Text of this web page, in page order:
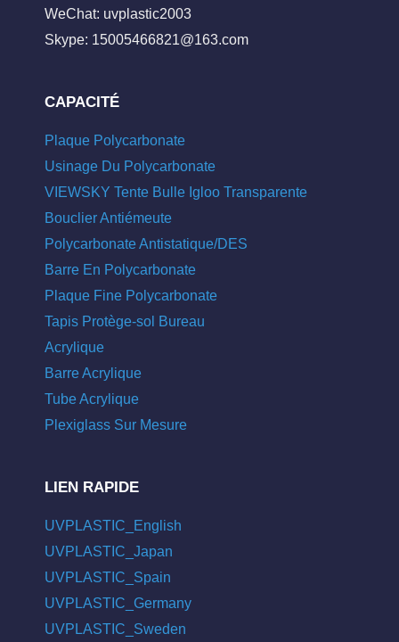
WeChat: uvplastic2003
Skype: 15005466821@163.com
CAPACITÉ
Plaque Polycarbonate
Usinage Du Polycarbonate
VIEWSKY Tente Bulle Igloo Transparente
Bouclier Antiémeute
Polycarbonate Antistatique/DES
Barre En Polycarbonate
Plaque Fine Polycarbonate
Tapis Protège-sol Bureau
Acrylique
Barre Acrylique
Tube Acrylique
Plexiglass Sur Mesure
LIEN RAPIDE
UVPLASTIC_English
UVPLASTIC_Japan
UVPLASTIC_Spain
UVPLASTIC_Germany
UVPLASTIC_Sweden